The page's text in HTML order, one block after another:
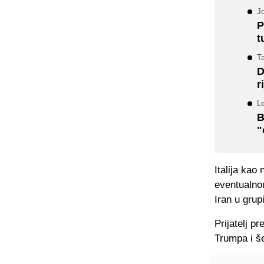
Italija kao
Iran u
Prijatelj
Trumpa i